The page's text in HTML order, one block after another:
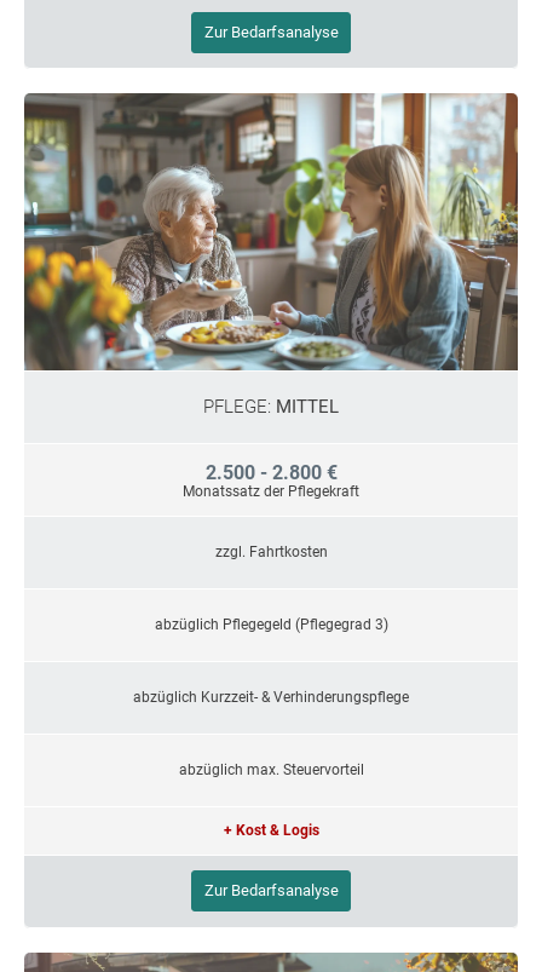
Zur Bedarfsanalyse
PFLEGE: MITTEL
2.500 - 2.800 €
Monatssatz der Pflegekraft
zzgl. Fahrtkosten
abzüglich Pflegegeld (Pflegegrad 3)
abzüglich Kurzzeit- & Verhinderungspflege
abzüglich max. Steuervorteil
+ Kost & Logis
Zur Bedarfsanalyse